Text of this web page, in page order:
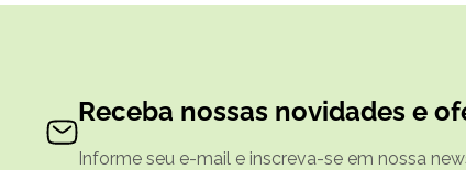
Receba nossas novidades e
Informe seu e-mail e inscreva-se em nossa